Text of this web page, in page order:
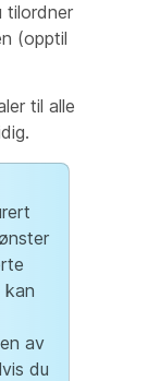
tilordner
(opptil
til alle
kan
av
du